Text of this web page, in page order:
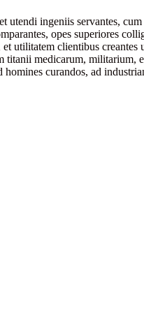
utendi ingeniis servantes, cum
opes superiores
utilitatem clientibus creantes
titanii medicarum, militarium,
homines curandos, ad